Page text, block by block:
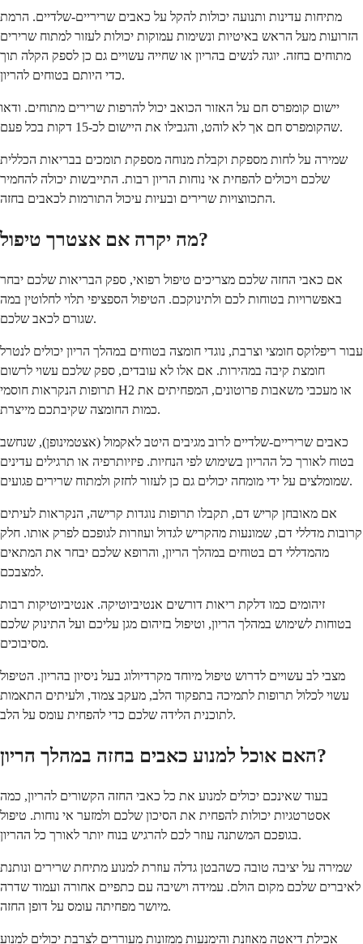
מתיחות עדינות ותנועה יכולות להקל על כאבים שריריים-שלדיים. הרמת
הזרועות מעל הראש באיטיות ונשימות עמוקות יכולות לעזור למתוח שרירים
מתוחים בחזה. יוגה לנשים בהריון או שחייה עשויים גם כן לספק הקלה תוך
כדי היותם בטוחים להריון.
יישום קומפרס חם על האזור הכואב יכול להרפות שרירים מתוחים. ודאו
שהקומפרס חם אך לא לוהט, והגבילו את היישום לכ-15 דקות בכל פעם.
שמירה על לחות מספקת וקבלת מנוחה מספקת תומכים בבריאות הכללית
שלכם ויכולים להפחית אי נוחות הריון רבות. התייבשות יכולה להחמיר
התכווצויות שרירים ובעיות עיכול התורמות לכאבים בחזה.
מה יקרה אם אצטרך טיפול?
אם כאבי החזה שלכם מצריכים טיפול רפואי, ספק הבריאות שלכם יבחר
באפשרויות בטוחות לכם ולתינוקכם. הטיפול הספציפי תלוי לחלוטין במה
שגורם לכאב שלכם.
עבור ריפלוקס חומצי וצרבת, נוגדי חומצה בטוחים במהלך הריון יכולים לנטרל
חומצת קיבה במהירות. אם אלו לא עובדים, ספק שלכם עשוי לרשום
תרופות הנקראות חוסמי H2 או מעכבי משאבות פרוטונים, המפחיתים את
כמות החומצה שקיבתכם מייצרת.
כאבים שריריים-שלדיים לרוב מגיבים היטב לאקמול (אצטמינופן), שנחשב
בטוח לאורך כל ההריון בשימוש לפי הנחיות. פיזיותרפיה או תרגילים עדינים
שמומלצים על ידי מומחה יכולים גם כן לעזור לחזק ולמתוח שרירים פגועים.
אם מאובחן קריש דם, תקבלו תרופות נוגדות קרישה, הנקראות לעיתים
קרובות מדללי דם, שמונעות מהקריש לגדול ועוזרות לגופכם לפרק אותו. חלק
מהמדללי דם בטוחים במהלך הריון, והרופא שלכם יבחר את המתאים
למצבכם.
זיהומים כמו דלקת ריאות דורשים אנטיביוטיקה. אנטיביוטיקות רבות
בטוחות לשימוש במהלך הריון, וטיפול בזיהום מגן עליכם ועל התינוק שלכם
מסיבוכים.
מצבי לב עשויים לדרוש טיפול מיוחד מקרדיולוג בעל ניסיון בהריון. הטיפול
עשוי לכלול תרופות לתמיכה בתפקוד הלב, מעקב צמוד, ולעיתים התאמות
לתוכנית הלידה שלכם כדי להפחית עומס על הלב.
האם אוכל למנוע כאבים בחזה במהלך הריון?
בעוד שאינכם יכולים למנוע את כל כאבי החזה הקשורים להריון, כמה
אסטרטגיות יכולות להפחית את הסיכון שלכם ולמזער אי נוחות. טיפול
בגופכם המשתנה עוזר לכם להרגיש בנוח יותר לאורך כל ההריון.
שמירה על יציבה טובה כשהבטן גדלה עוזרת למנוע מתיחת שרירים ונותנת
לאיברים שלכם מקום הולם. עמידה וישיבה עם כתפיים אחורה ועמוד שדרה
מיושר מפחיתה עומס על דופן החזה.
אכילת דיאטה מאוזנת והימנעות ממזונות מעוררים לצרבת יכולים למנוע